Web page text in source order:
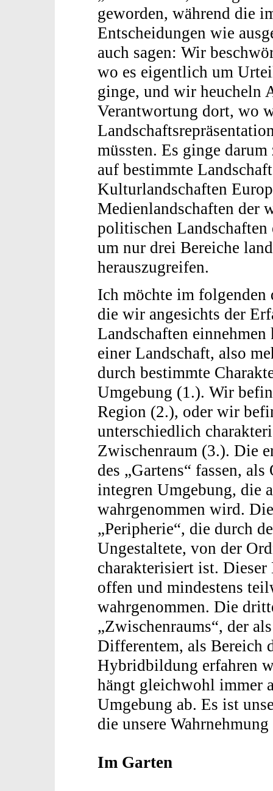
geworden, während die
Entscheidungen wie
auch sagen: Wir
wo es eigentlich um
ginge, und wir heucheln
Verantwortung dort, wo
müssten. Es ginge
auf bestimmte
Kulturlandschaften
Medienlandschaften der
politischen
um nur drei Bereiche
herauszugreifen.
Ich möchte im folgenden
die wir angesichts der
Landschaften
einer Landschaft, also
durch bestimmte
Umgebung (1.). Wir
Region (2.), oder wir
unterschiedlich
Zwischenraum (3.). Die
des „Gartens“ fassen,
integren Umgebung, die
wahrgenommen wird.
„Peripherie“, die durch
Ungestaltete, von der
charakterisiert ist.
offen und mindestens
wahrgenommen. Die
„Zwischenraums“, der
Differentem, als Bereich
Hybridbildung erfahren
hängt gleichwohl immer
Umgebung ab. Es ist
die unsere
Im Garten